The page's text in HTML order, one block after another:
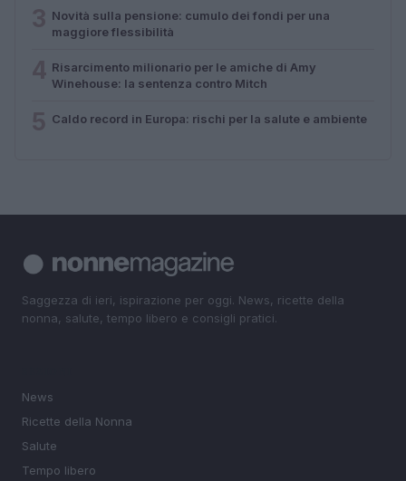
Novità sulla pensione: cumulo dei fondi per una
maggiore flessibilità
Risarcimento milionario per le amiche di Amy
Winehouse: la sentenza contro Mitch
Caldo record in Europa: rischi per la salute e ambiente
Saggezza di ieri, ispirazione per oggi. News, ricette della
nonna, salute, tempo libero e consigli pratici.
News
Ricette della Nonna
Salute
Tempo libero